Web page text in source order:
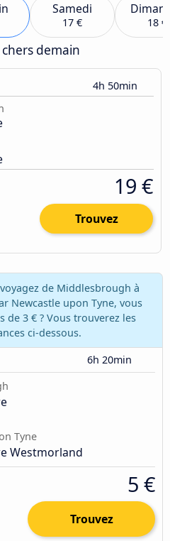
Samedi
17 € 18 €
demain
4h 50min
19 €
Trouvez
de Middlesbrough à
Newcastle upon Tyne, vous
de 3 € ? Vous trouverez les
ci-dessous.
6h 20min
Tyne
Westmorland
5 €
Trouvez